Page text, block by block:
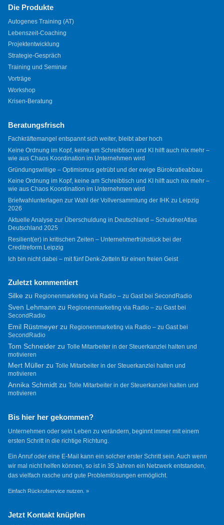
Die Produkte
Autogenes Training (AT)
Lebenszeit-Coaching
Projektentwicklung
Strategie-Gespräch
Training und Seminar
Vorträge
Workshop
Krisen-Beratung
Beratungsfrisch
Fachkräftemangel entspannt sich weiter, bleibt aber hoch
Keine Ordnung im Kopf, keine am Schreibtisch und KI hilft auch nix mehr –
wie aus Chaos Koordination im Unternehmen wird
Gründungswillige – Optimismus getrübt und der ewige Bürokratieabbau
Keine Ordnung im Kopf, keine am Schreibtisch und KI hilft auch nix mehr –
wie aus Chaos Koordination im Unternehmen wird
Briefwahlunterlagen zur Wahl der Vollversammlung der IHK zu Leipzig
2026
Aktuelle Analyse zur Überschuldung in Deutschland – SchuldnerAtlas
Deutschland 2025
Resilient(er) in kritischen Zeiten – Unternehmerfrühstück bei der
Creditreform Leipzig
Ich bin nicht dabei – mit fünf Denk-Zetteln für einen freien Geist
Zuletzt kommentiert
Silkezu Regionenmarketing via Radio – zu Gast bei SecondRadio
Sven Lehmann zu Regionenmarketing via Radio – zu Gast bei
SecondRadio
Emil Rüstmeyerzu Regionenmarketing via Radio – zu Gast bei
SecondRadio
Tom Schneiderzu Tolle Mitarbeiter in der Steuerkanzlei halten und
motivieren
Mert Müllerzu Tolle Mitarbeiter in der Steuerkanzlei halten und
motivieren
Annika Schmidtzu Tolle Mitarbeiter in der Steuerkanzlei halten und
motivieren
Bis hier her gekommen?
Unternehmen oder sein Leben zu verändern, beginnt immer mit einem
ersten Schritt in die richtige Richtung.
Ein Anruf oder eine E-Mail kann ein solcher erster Schritt sein. Auch wenn
wir mal nicht helfen können, so ist in 35 Jahren ein Netzwerk entstanden,
das vielfach rasche und gute Problemlösungen ermöglicht.
Einfach Rückrufservice nutzen. »
Jetzt Kontakt knüpfen